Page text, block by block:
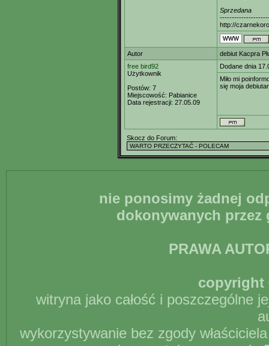
Sprzedana
http://
Autor
debiut Kacpra
free bird92
Użytkownik
Postów: 7
Miejscowość: Pabianice
Data rejestracji: 27.05.09
Dodane dnia
Miło mi
się moja
Skocz do Forum:
nie ponosimy żadnej
dokonywanych
PRAWA
copyright
witryna jako całość i poszczególne
wykorzystywanie bez zgody